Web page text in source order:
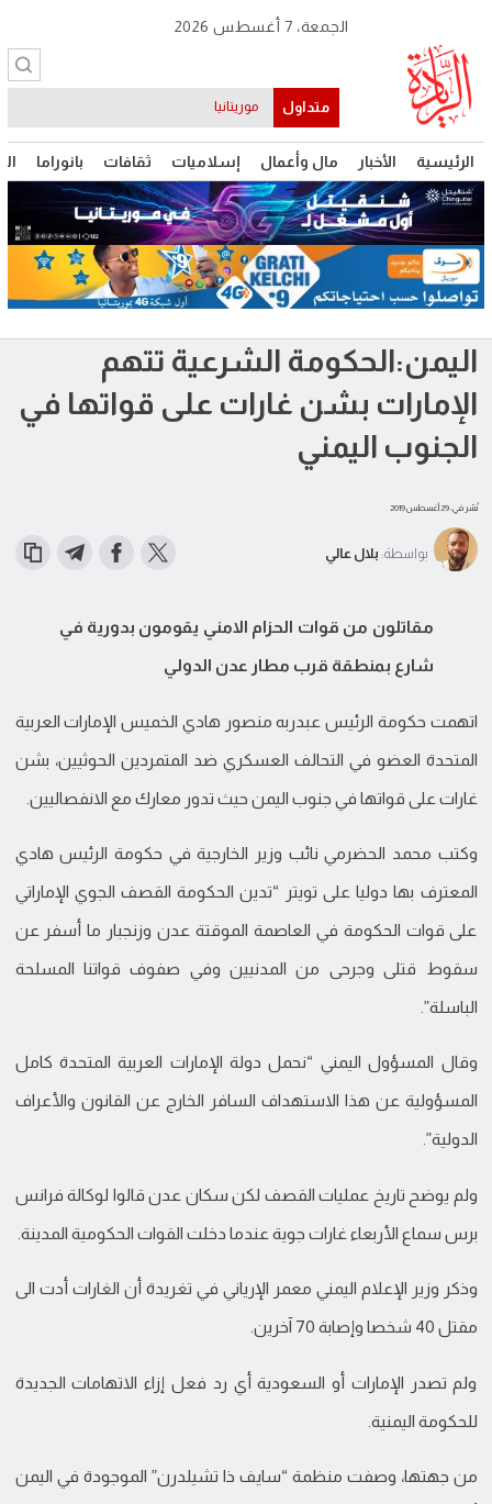
الرئيسية الأخبار مال وأعمال إسلاميات ثقافات بانوراما
الجمعة، 7 أغسطس 2026
متداول موريتانيا
اليمن:الحكومة الشرعية تتهم
الإمارات بشن غارات على قواتها في
الجنوب اليمني
نُشر في: 29 أغسطس 2019
بواسطة: بلال عالي
مقاتلون من قوات الحزام الامني يقومون بدورية في
شارع بمنطقة قرب مطار عدن الدولي
اتهمت حكومة الرئيس عبدربه منصور هادي الخميس الإمارات العربية
المتحدة العضو في التحالف العسكري ضد المتمردين الحوثيين، بشن
غارات على قواتها في جنوب اليمن حيث تدور معارك مع الانفصاليين.
وكتب محمد الحضرمي نائب وزير الخارجية في حكومة الرئيس هادي
المعترف بها دوليا على تويتر “تدين الحكومة القصف الجوي الإماراتي
على قوات الحكومة في العاصمة الموقتة عدن وزنجبار ما أسفر عن
سقوط قتلى وجرحى من المدنيين وفي صفوف قواتنا المسلحة
الباسلة”.
وقال المسؤول اليمني “نحمل دولة الإمارات العربية المتحدة كامل
المسؤولية عن هذا الاستهداف السافر الخارج عن القانون والأعراف
الدولية”.
ولم يوضح تاريخ عمليات القصف لكن سكان عدن قالوا لوكالة فرانس
برس سماع الأربعاء غارات جوية عندما دخلت القوات الحكومية المدينة.
وذكر وزير الإعلام اليمني معمر الإرياني في تغريدة أن الغارات أدت الى
مقتل 40 شخصا وإصابة 70 آخرين.
ولم تصدر الإمارات أو السعودية أي رد فعل إزاء الاتهامات الجديدة
للحكومة اليمنية.
من جهتها، وصفت منظمة “سايف ذا تشيلدرن” الموجودة في اليمن